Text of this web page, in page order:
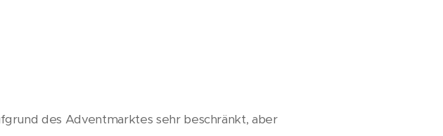
des Adventmarktes sehr beschränkt, aber